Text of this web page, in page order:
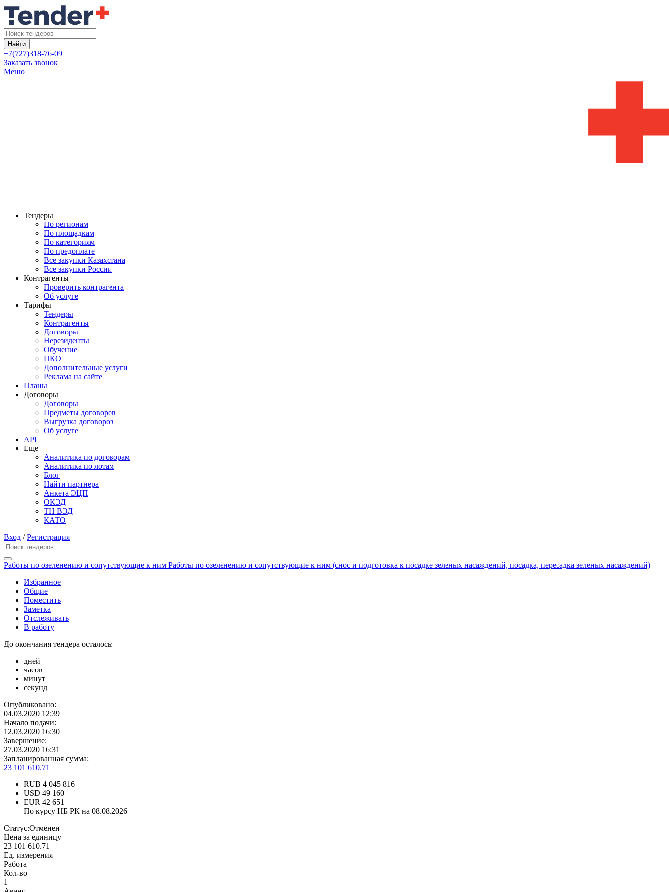
Найти
+7(727)318-76-09
Заказать звонок
Меню
Тендеры
По регионам
По площадкам
По категориям
По предоплате
Все закупки Казахстана
Все закупки России
Контрагенты
Проверить контрагента
Об услуге
Тарифы
Тендеры
Контрагенты
Договоры
Нерезиденты
Обучение
ПКО
Дополнительные услуги
Реклама на сайте
Планы
Договоры
Договоры
Предметы договоров
Выгрузка договоров
Об услуге
API
Еще
Аналитика по договорам
Аналитика по лотам
Блог
Найти партнера
Анкета ЭЦП
ОКЭД
ТН ВЭД
КАТО
Вход /Регистрация
Работы по озеленению и сопутствующие к ним Работы по озеленению и сопутствующие к ним (снос и подготовка к посадке зеленых насаждений, посадка, пересадка зеленых насаждений)
Избранное
Общие
Поместить
Заметка
Отслеживать
В работу
До окончания тендера осталось:
дней
часов
минут
секунд
Опубликовано:
04.03.2020 12:39
Начало подачи:
12.03.2020 16:30
Завершение:
27.03.2020 16:31
Запланированная сумма:
23 101 610.71
RUB 4 045 816
USD 49 160
EUR 42 651
По курсу НБ РК на 08.08.2026
Статус:Отменен
Цена за единицу
23 101 610.71
Ед. измерения
Работа
Кол-во
1